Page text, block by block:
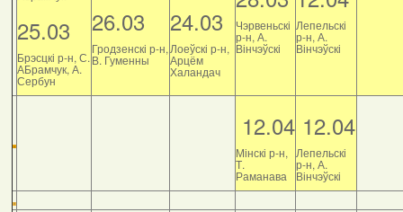
25.03
Брэсцкі р-н, С.
АБрамчук, А.
Сербун
26.03
Гродзенскі р-н,
В. Гуменны
24.03
Лоеўскі р-н,
Арцём
Халандач
Чэрвеньскі
р-н, А.
Вінчэўскі
Лепельскі
р-н, А.
Вінчэўскі
12.04
Мінскі р-н,
Т.
Раманава
12.04
Лепельскі
р-н, А.
Вінчэўскі